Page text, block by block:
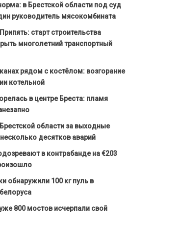
в Брестской области под суд
руководитель мясокомбината
старт строительства
многолетний транспортный
рядом с костёлом: возгорание
котельной
в центре Бреста: пламя
области за выходные
десятков аварий
в контрабанде на €203
обнаружили 100 кг пуль в
800 мостов исчерпали свой